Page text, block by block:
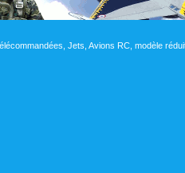
Jets, Avions RC, modèle